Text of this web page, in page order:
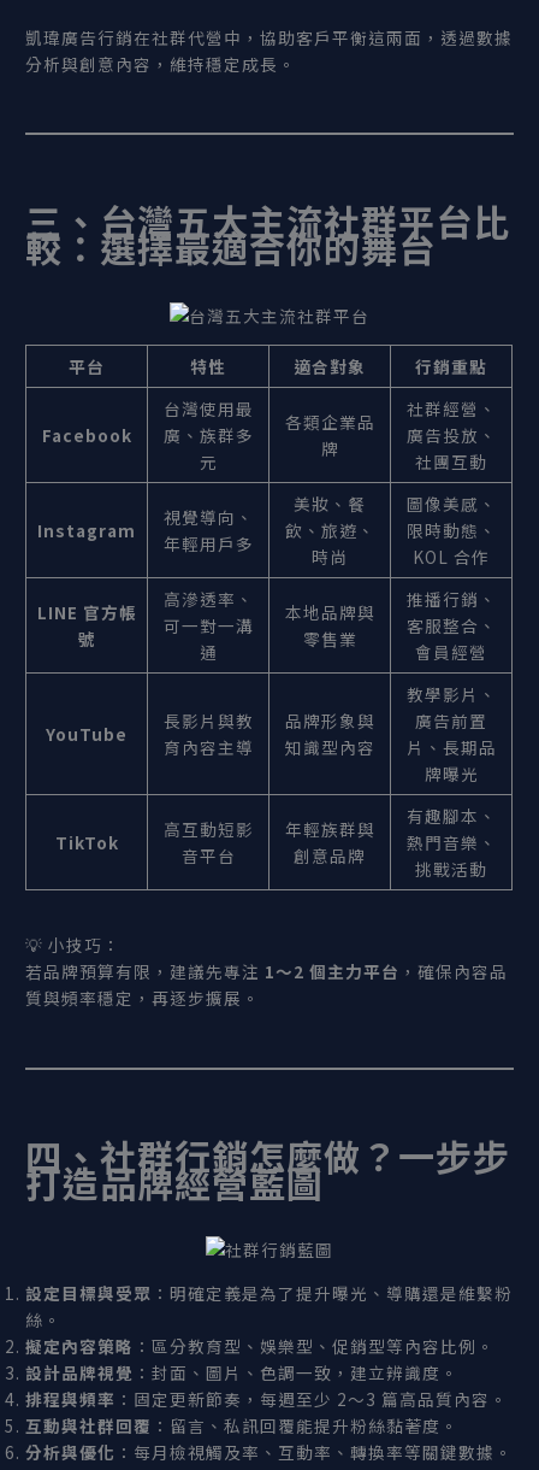
凱瑋廣告行銷在社群代營中，協助客戶平衡這兩面，透過數據
分析與創意內容，維持穩定成長。
三、台灣五大主流社群平台比
較：選擇最適合你的舞台
平台 特性 適合對象 行銷重點
Facebook
台灣使用最
廣、族群多
元
各類企業品
牌
社群經營、
廣告投放、
社團互動
Instagram
視覺導向、
年輕用戶多
美妝、餐
飲、旅遊、
時尚
圖像美感、
限時動態、
KOL 合作
LINE 官方帳
號
高滲透率、
可一對一溝
通
本地品牌與
零售業
推播行銷、
客服整合、
會員經營
YouTube
長影片與教
育內容主導
品牌形象與
知識型內容
教學影片、
廣告前置
片、長期品
牌曝光
TikTok
高互動短影
音平台
年輕族群與
創意品牌
有趣腳本、
熱門音樂、
挑戰活動
💡 小技巧：
若品牌預算有限，建議先專注 1～2個主力平台 ，確保內容品
質與頻率穩定，再逐步擴展。
四、社群行銷怎麼做？一步步
打造品牌經營藍圖
設定目標與受眾 ：明確定義是為了提升曝光、導購還是維繫粉
絲。
擬定內容策略 ：區分教育型、娛樂型、促銷型等內容比例。
設計品牌視覺 ：封面、圖片、色調一致，建立辨識度。
排程與頻率 ：固定更新節奏，每週至少 2～3 篇高品質內容。
互動與社群回覆 ：留言、私訊回覆能提升粉絲黏著度。
分析與優化 ：每月檢視觸及率、互動率、轉換率等關鍵數據。